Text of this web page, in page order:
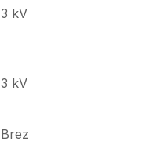
3 kV
3 kV
Brez